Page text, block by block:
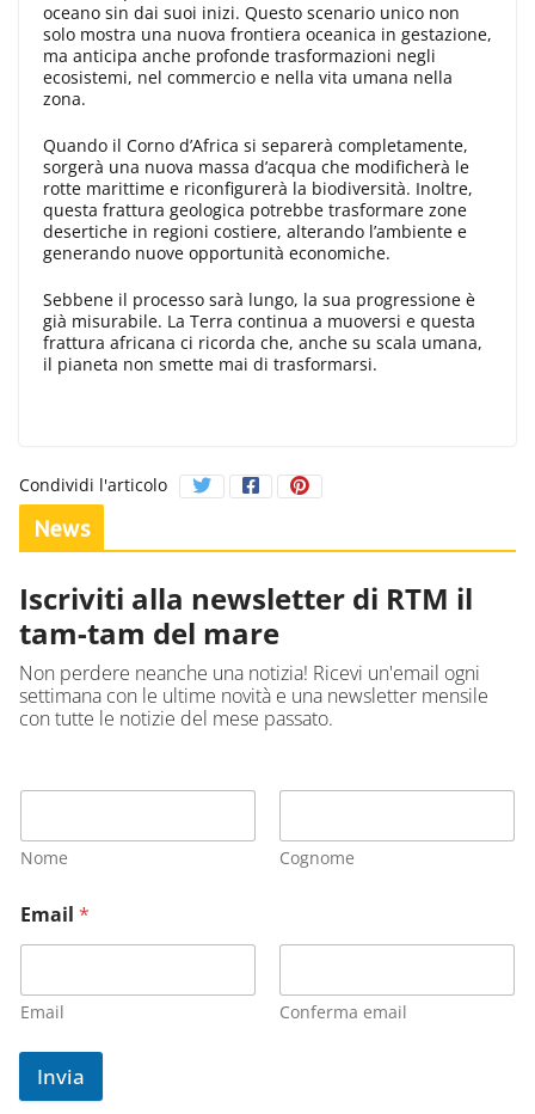
oceano sin dai suoi inizi. Questo scenario unico non
solo mostra una nuova frontiera oceanica in gestazione,
ma anticipa anche profonde trasformazioni negli
ecosistemi, nel commercio e nella vita umana nella
zona.
Quando il Corno d’Africa si separerà completamente,
sorgerà una nuova massa d’acqua che modificherà le
rotte marittime e riconfigurerà la biodiversità. Inoltre,
questa frattura geologica potrebbe trasformare zone
desertiche in regioni costiere, alterando l’ambiente e
generando nuove opportunità economiche.
Sebbene il processo sarà lungo, la sua progressione è
già misurabile. La Terra continua a muoversi e questa
frattura africana ci ricorda che, anche su scala umana,
il pianeta non smette mai di trasformarsi.
Condividi l'articolo
News
Iscriviti alla newsletter di RTM il
tam-tam del mare
Non perdere neanche una notizia! Ricevi un'email ogni
settimana con le ultime novità e una newsletter mensile
con tutte le notizie del mese passato.
Nome Cognome
Email *
Email Conferma email
Invia